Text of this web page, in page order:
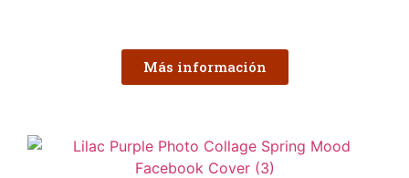
Más información